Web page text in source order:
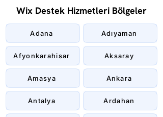
Wix Destek Hizmetleri Bölgeler
Adana
Afyonkarahisar
Amasya
Antalya
Adıyaman
Aksaray
Ankara
Ardahan